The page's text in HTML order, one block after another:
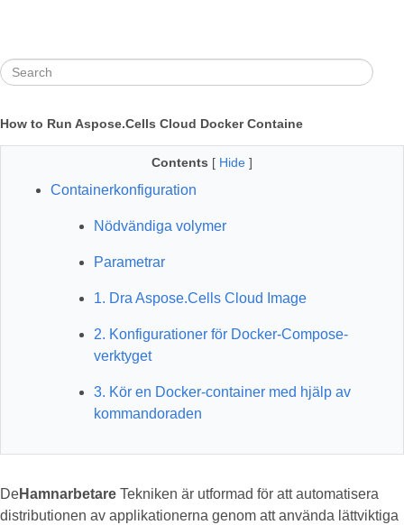
How to Run Aspose.Cells Cloud Docker Containe
Contents [ Hide ]
Containerkonfiguration
Nödvändiga volymer
Parametrar
1. Dra Aspose.Cells Cloud Image
2. Konfigurationer för Docker-Compose-
verktyget
3. Kör en Docker-container med hjälp av
kommandoraden
DeHamnarbetare Tekniken är utformad för att automatisera
distributionen av applikationerna genom att använda lättviktiga